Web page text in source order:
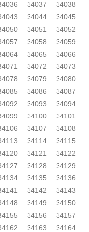
34037
34038
34044
34045
34051
34052
34058
34059
34065
34066
34072
34073
34079
34080
34086
34087
34093
34094
34100
34101
34107
34108
34114
34115
34121
34122
34128
34129
34135
34136
34142
34143
34149
34150
34156
34157
34163
34164